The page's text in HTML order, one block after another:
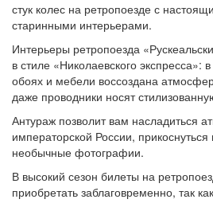
стук колес на ретропоезде с
старинными интерьерами.
Интерьеры ретропоезда
в стиле «Николаевского экспресса»:
обоях и мебели воссоздана
даже проводники носят
Антураж позволит вам насладиться
императорской России, прикоснуться
необычные фотографии.
В высокий сезон билеты на
приобретать заблаговременно, так